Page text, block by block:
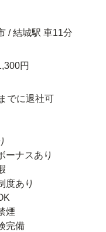
/ 結城駅 車11分
円
でに退社可
ーナスあり
度あり
煙
完備